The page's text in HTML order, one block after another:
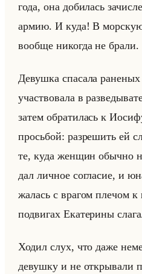
года, она до­би­лась
армию. И куда! В мор­скую
во­об­ще ни­ко­гда не брали.
Де­вуш­ка спа­са­ла
участ­во­ва­ла в
затем об­ра­ти­лась к
просьбой: раз­ре­шить ей
те, куда жен­щин обыч­но
дал лич­ное со­гла­сие, и
жа­лась с вра­гом пле­чом
по­дви­гах Ека­те­ри­ны
Ходил слух, что даже
де­вуш­ку и не от­кры­ва­ли